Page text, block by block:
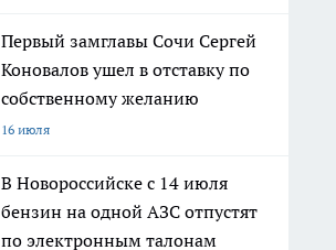
Первый замглавы Сочи Сергей
Коновалов ушел в отставку по
собственному желанию
16 июля
В Новороссийске с 14 июля
бензин на одной АЗС отпустят
по электронным талонам